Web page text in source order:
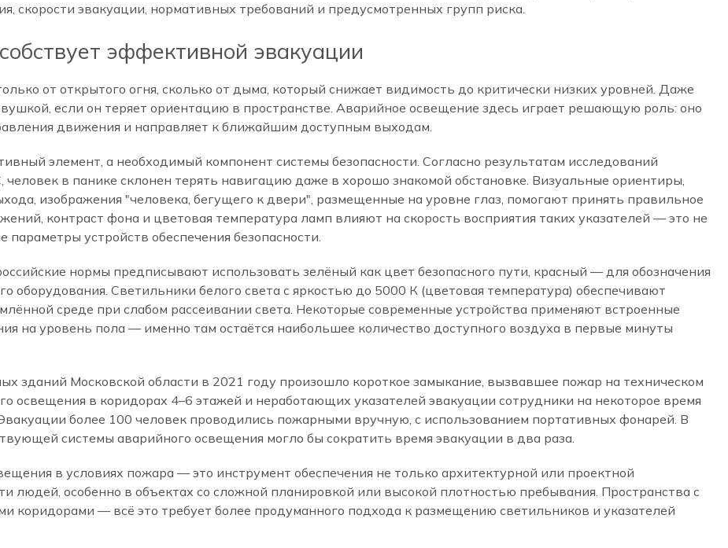
скорости эвакуации, нормативных требований и предусмотренных групп риска.
эффективной эвакуации
от открытого огня, сколько от дыма, который снижает видимость до критически низких уровней. Даже
если он теряет ориентацию в пространстве. Аварийное освещение здесь играет решающую роль: оно
движения и направляет к ближайшим доступным выходам.
элемент, а необходимый компонент системы безопасности. Согласно результатам исследований
в панике склонен терять навигацию даже в хорошо знакомой обстановке. Визуальные ориентиры,
изображения "человека, бегущего к двери", размещенные на уровне глаз, помогают принять правильное
контраст фона и цветовая температура ламп влияют на скорость восприятия таких указателей — это не
устройств обеспечения безопасности.
нормы предписывают использовать зелёный как цвет безопасного пути, красный — для обозначения
Светильники белого света с яркостью до 5000 К (цветовая температура) обеспечивают
среде при слабом рассеивании света. Некоторые современные устройства применяют встроенные
на уровень пола — именно там остаётся наибольшее количество доступного воздуха в первые минуты
зданий Московской области в 2021 году произошло короткое замыкание, вызвавшее пожар на техническом
освещения в коридорах 4–6 этажей и неработающих указателей эвакуации сотрудники на некоторое время
более 100 человек проводились пожарными вручную, с использованием портативных фонарей. В
системы аварийного освещения могло бы сократить время эвакуации в два раза.
в условиях пожара — это инструмент обеспечения не только архитектурной или проектной
особенно в объектах со сложной планировкой или высокой плотностью пребывания. Пространства с
коридорами — всё это требует более продуманного подхода к размещению светильников и указателей